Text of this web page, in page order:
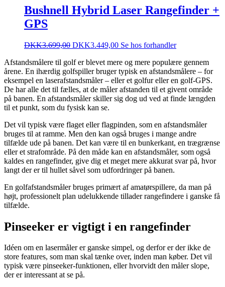
Bushnell Hybrid Laser Rangefinder +
GPS
DKK3.699,00 DKK3.449,00 Se hos forhandler
Afstandsmålere til golf er blevet mere og mere populære gennem
årene. En ihærdig golfspiller bruger typisk en afstandsmålere – for
eksempel en laserafstandsmåler – eller et golfur eller en golf-GPS.
De har alle det til fælles, at de måler afstanden til et givent område
på banen. En afstandsmåler skiller sig dog ud ved at finde længden
til et punkt, som du fysisk kan se.
Det vil typisk være flaget eller flagpinden, som en afstandsmåler
bruges til at ramme. Men den kan også bruges i mange andre
tilfælde ude på banen. Det kan være til en bunkerkant, en trægrænse
eller et strafområde. På den måde kan en afstandsmåler, som også
kaldes en rangefinder, give dig et meget mere akkurat svar på, hvor
langt der er til hullet såvel som udfordringer på banen.
En golfafstandsmåler bruges primært af amatørspillere, da man på
højt, professionelt plan udelukkende tillader rangefindere i ganske få
tilfælde.
Pinseeker er vigtigt i en rangefinder
Idéen om en lasermåler er ganske simpel, og derfor er der ikke de
store features, som man skal tænke over, inden man køber. Det vil
typisk være pinseeker-funktionen, eller hvorvidt den måler slope,
der er interessant at se på.